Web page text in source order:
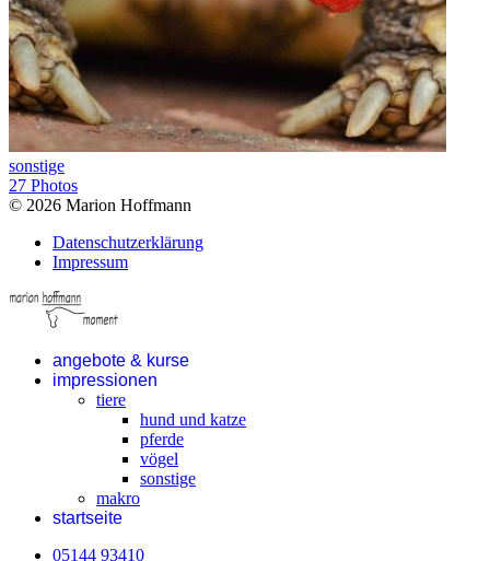
sonstige
27 Photos
© 2026 Marion Hoffmann
Datenschutzerklärung
Impressum
angebote & kurse
impressionen
tiere
hund und katze
pferde
vögel
sonstige
makro
startseite
05144 93410